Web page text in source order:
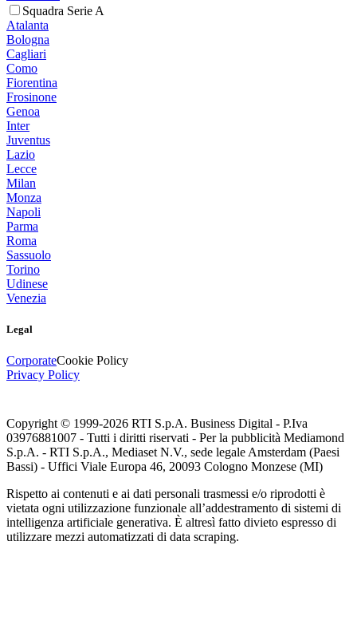
Squadra Serie A
Atalanta
Bologna
Cagliari
Como
Fiorentina
Frosinone
Genoa
Inter
Juventus
Lazio
Lecce
Milan
Monza
Napoli
Parma
Roma
Sassuolo
Torino
Udinese
Venezia
Legal
CorporateCookie Policy
Privacy Policy
Copyright © 1999-2026 RTI S.p.A. Business Digital - P.Iva
03976881007 - Tutti i diritti riservati - Per la pubblicità Mediamond
S.p.A. - RTI S.p.A., Mediaset N.V., sede legale Amsterdam (Paesi
Bassi) - Uffici Viale Europa 46, 20093 Cologno Monzese (MI)
Rispetto ai contenuti e ai dati personali trasmessi e/o riprodotti è
vietata ogni utilizzazione funzionale all’addestramento di sistemi di
intelligenza artificiale generativa. È altresì fatto divieto espresso di
utilizzare mezzi automatizzati di data scraping.